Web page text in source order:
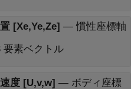
[Xe,Ye,Ze] —慣性座標軸
要素ベクトル
度 [U,v,w] — ボディ座標